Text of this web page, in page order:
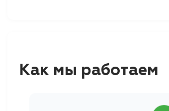
Как мы работаем